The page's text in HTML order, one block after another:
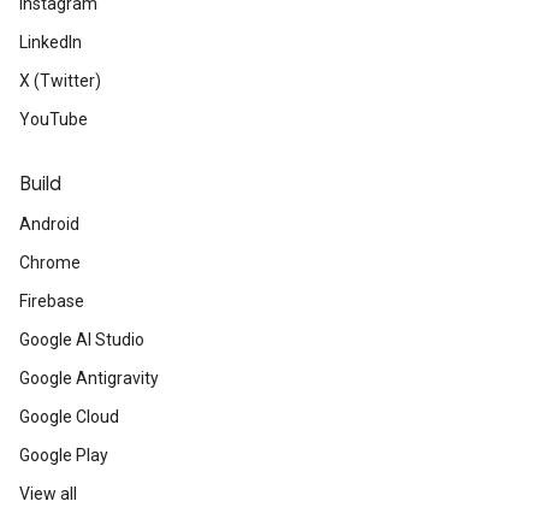
LinkedIn
X (Twitter)
YouTube
Build
Android
Chrome
Firebase
Google AI Studio
Google Antigravity
Google Cloud
Google Play
View all